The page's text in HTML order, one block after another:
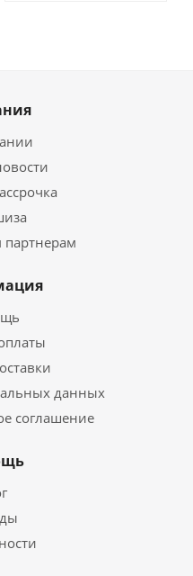
данных
соглашение